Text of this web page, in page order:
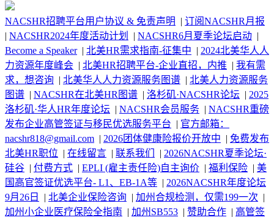
NACSHR招聘平台用户协议 & 免责声明 | 订阅NACSHR月报
| NACSHR2024年度活动计划 | NACSHR6月夏季论坛启动 |
Become a Speaker| 北美HR需求指南-征集中 | 2024北美华人人
力资源年度峰会 | 北美HR招聘平台-企业直招，内推 | 我有需
求，想咨询 | 北美华人人力资源服务图谱 | 北美人力资源服务
图谱 | NACSHR在北美HR图谱 | 洛杉矶·NACSHR论坛 | 2025
洛杉矶·华人HR年度论坛 | NACSHR会员服务 | NACSHR重磅
发布企业高管签证与移民优选服务平台 | 官方邮箱：
nacshr818@gmail.com | 2026团体健康险报价开放中 | 免费发布
北美HR职位 | 在线留言 | 联系我们 | 2026NACSHR夏季论坛·
硅谷 | 付费方式 | EPLI (雇主责任险)自主询价 | 福利保险 | 美
国高官签证优选平台- L1、EB-1A等 | 2026NACSHR年度论坛
9月26日
| 北美企业保险咨询 | 加州合规检测，仅需199一次 |
加州小企业医疗保险全指南 | 加州SB553 | 赞助合作 | 高管签